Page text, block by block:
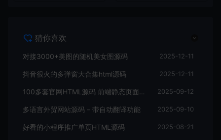
猜你喜欢
对接3000+美图的随机美女图源码 2025-12-11
抖音很火的多弹窗大合集html源码 2025-12-11
100多套官网HTML源码 前端静态页面源码 2025-09-12
多语言外贸网站源码 – 带自动翻译功能 2025-09-10
好看的小程序推广单页HTML源码 2025-08-21